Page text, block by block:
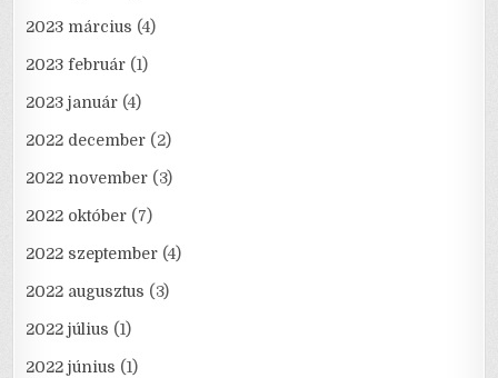
2023 március (4)
2023 február (1)
2023 január (4)
2022 december (2)
2022 november (3)
2022 október (7)
2022 szeptember (4)
2022 augusztus (3)
2022 július (1)
2022 június (1)